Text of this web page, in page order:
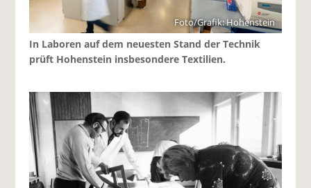
Foto/Grafik: Hohenstein
In Laboren auf dem neuesten Stand der Technik
prüft Hohenstein insbesondere Textilien.